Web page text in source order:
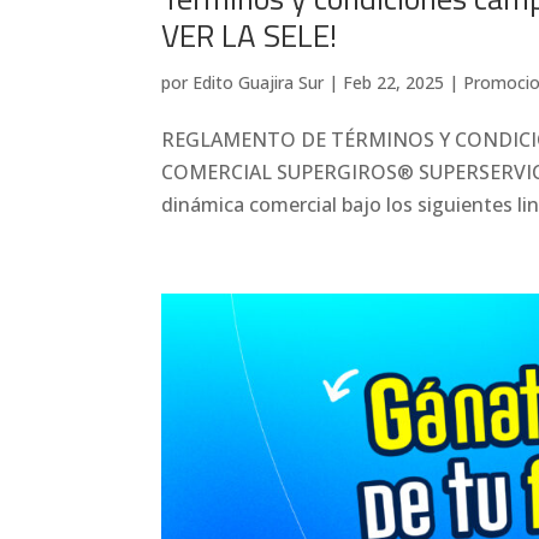
VER LA SELE!
por Edito Guajira Sur | Feb 22, 2025 |
REGLAMENTO DE TÉRMINOS Y
COMERCIAL SUPERGIROS®
dinámica comercial bajo los siguientes